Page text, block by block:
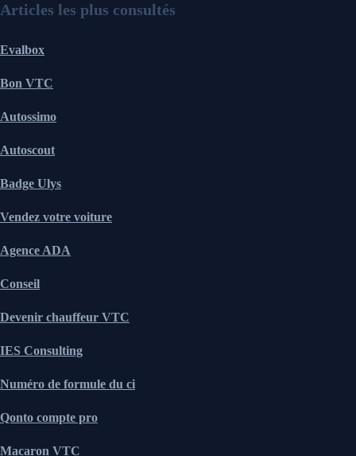
Articles les plus consultés
Evalbox
Bon VTC
Autossimo
Autoscout
Badge Ulys
Vendez votre voiture
Agence ADA
Conseil
Devenir chauffeur VTC
IES Consulting
Numéro de formule du ci
Qonto compte pro
Macaron VTC